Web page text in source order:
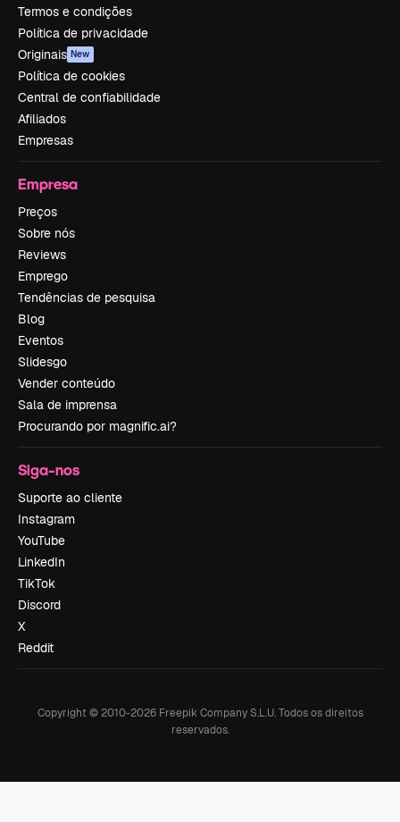
Termos e condições
Política de privacidade
Originais New
Política de cookies
Central de confiabilidade
Afiliados
Empresas
Empresa
Preços
Sobre nós
Reviews
Emprego
Tendências de pesquisa
Blog
Eventos
Slidesgo
Vender conteúdo
Sala de imprensa
Procurando por magnific.ai?
Siga-nos
Suporte ao cliente
Instagram
YouTube
LinkedIn
TikTok
Discord
X
Reddit
Copyright © 2010-2026Freepik Company S.L.U. Todos os direitos
reservados.